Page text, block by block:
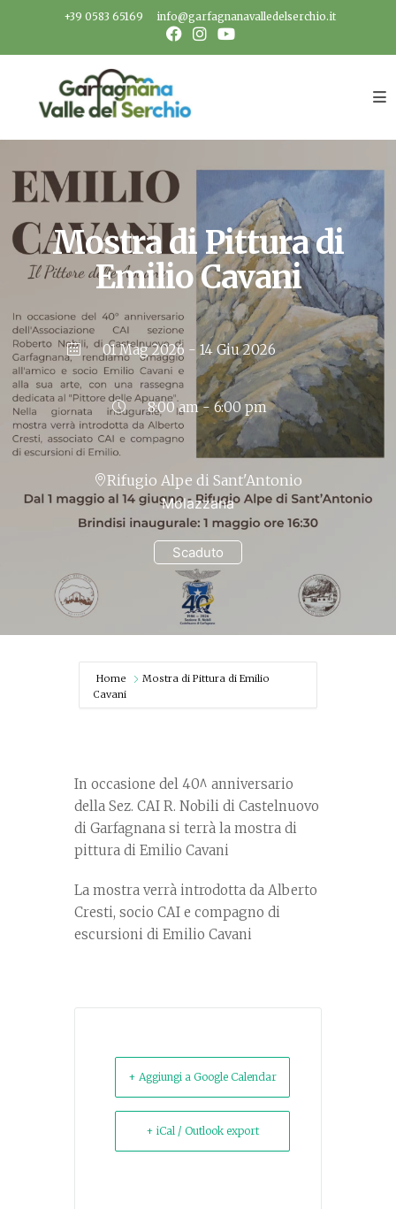
+39 0583 65169 info@garfagnanavalledelserchio.it
Mostra di Pittura di
Emilio Cavani
01 Mag 2026 - 14 Giu 2026
Scaduto
8:00 am - 6:00 pm
Rifugio Alpe di Sant'Antonio
Molazzana
Home
Mostra di Pittura di Emilio
Cavani
In occasione del 40^ anniversario
della Sez. CAI R. Nobili di Castelnuovo
di Garfagnana si terrà la mostra di
pittura di Emilio Cavani
La mostra verrà introdotta da Alberto
Cresti, socio CAI e compagno di
escursioni di Emilio Cavani
+ Aggiungi a Google Calendar
+ iCal / Outlook export